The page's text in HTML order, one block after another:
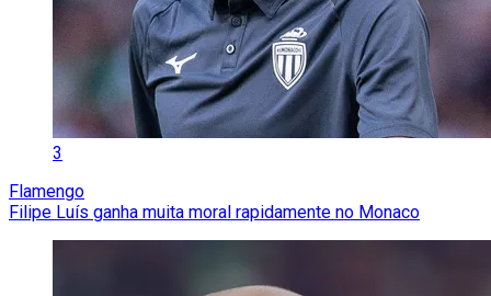
3
Flamengo
Filipe Luís ganha muita moral rapidamente no Monaco